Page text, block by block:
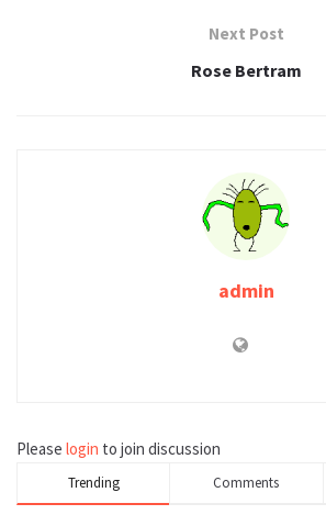
Next Post
Rose Bertram
admin
Please login to join discussion
Trending Comments